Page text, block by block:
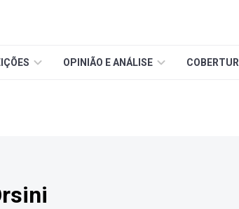
OPINIÃO E ANÁLISE